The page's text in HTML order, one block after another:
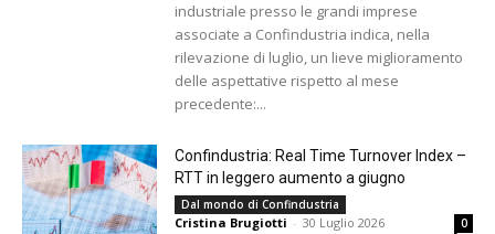
industriale presso le grandi imprese
associate a Confindustria indica, nella
rilevazione di luglio, un lieve miglioramento
delle aspettative rispetto al mese
precedente:...
Confindustria: Real Time Turnover Index –
RTT in leggero aumento a giugno
Dal mondo di Confindustria
Cristina Brugiotti - 30 Luglio 2026 0